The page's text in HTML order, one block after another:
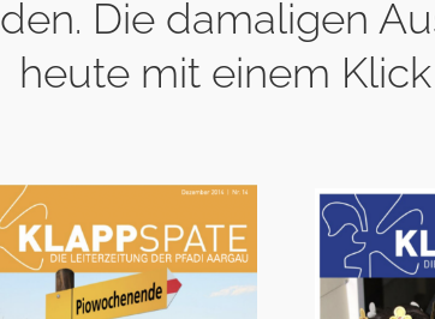
Die damaligen
heute mit einem